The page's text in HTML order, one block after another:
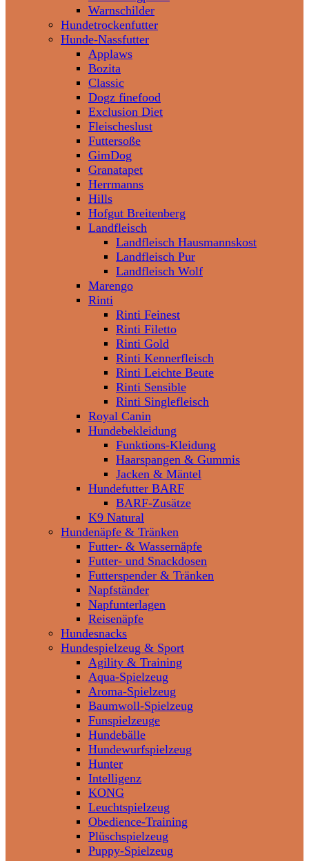
Warnschilder
Hundetrockenfutter
Hunde-Nassfutter
Applaws
Bozita
Classic
Dogz finefood
Exclusion Diet
Fleischeslust
Futtersoße
GimDog
Granatapet
Herrmanns
Hills
Hofgut Breitenberg
Landfleisch
Landfleisch Hausmannskost
Landfleisch Pur
Landfleisch Wolf
Marengo
Rinti
Rinti Feinest
Rinti Filetto
Rinti Gold
Rinti Kennerfleisch
Rinti Leichte Beute
Rinti Sensible
Rinti Singlefleisch
Royal Canin
Hundebekleidung
Funktions-Kleidung
Haarspangen & Gummis
Jacken & Mäntel
Hundefutter BARF
BARF-Zusätze
K9 Natural
Hundenäpfe & Tränken
Futter- & Wassernäpfe
Futter- und Snackdosen
Futterspender & Tränken
Napfständer
Napfunterlagen
Reisenäpfe
Hundesnacks
Hundespielzeug & Sport
Agility & Training
Aqua-Spielzeug
Aroma-Spielzeug
Baumwoll-Spielzeug
Funspielzeuge
Hundebälle
Hundewurfspielzeug
Hunter
Intelligenz
KONG
Leuchtspielzeug
Obedience-Training
Plüschspielzeug
Puppy-Spielzeug